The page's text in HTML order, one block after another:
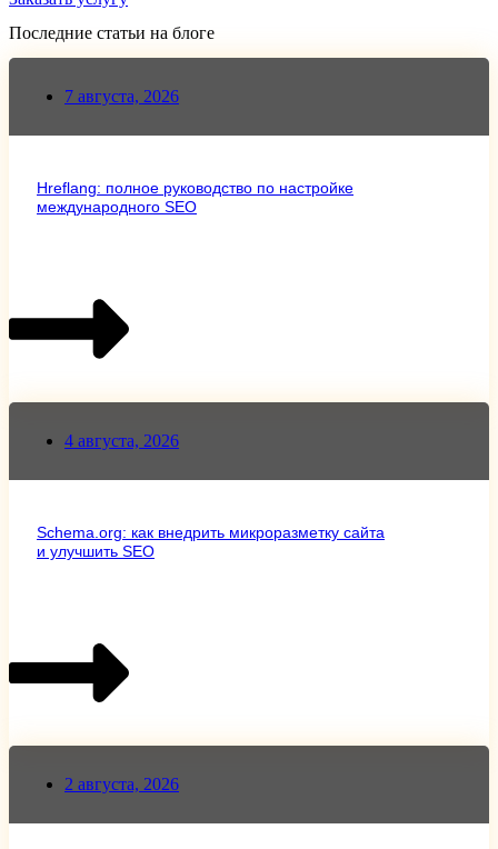
Последние статьи на блоге
7 августа, 2026
Hreflang: полное руководство по настройке
международного SEO
4 августа, 2026
Schema.org: как внедрить микроразметку сайта
и улучшить SEO
2 августа, 2026